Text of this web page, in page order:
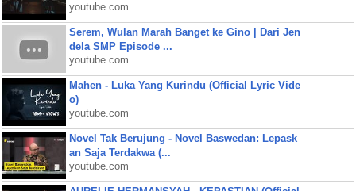
youtube.com
Serem, Wulan Marah Banget ke Gino | Dari Jen
dela SMP Episode ...
youtube.com
Mahen - Luka Yang Kurindu (Official Lyric Vide
o)
youtube.com
Novel Tak Berujung - Novel Baswedan: Lepask
an Saja Terdakwa (...
youtube.com